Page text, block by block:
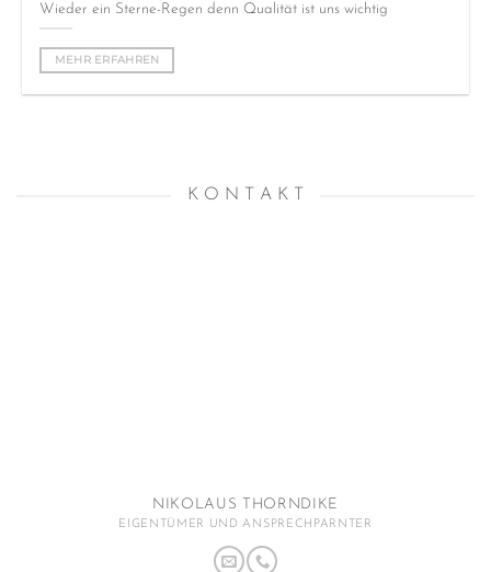
Wieder ein Sterne-Regen denn Qualität ist uns wichtig
MEHR ERFAHREN
K O N T A K T
NIKOLAUS THORNDIKE
EIGENTÜMER UND ANSPRECHPARNTER